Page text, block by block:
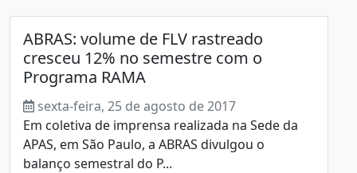
ABRAS: volume de FLV rastreado
cresceu 12% no semestre com o
Programa RAMA
sexta-feira, 25 de agosto de 2017
Em coletiva de imprensa realizada na Sede da
APAS, em São Paulo, a ABRAS divulgou o
balanço semestral do P...